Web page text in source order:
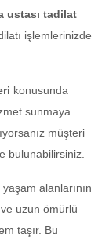
ustası tadilat
işlemlerinizde
konusunda
sunmaya
müşteri
bulunabilirsiniz.
yaşam alanlarının
uzun ömürlü
taşır. Bu